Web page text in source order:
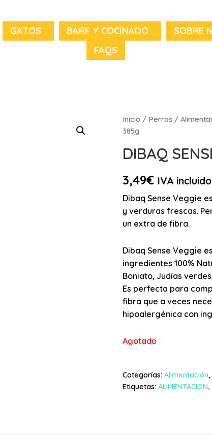
GATOS BARF Y COCINADO
SOBRE
FAQS
Inicio / Perros /
385g
DIBAQ
3,49€ IVA incluido
Dibaq Sense Veggie
y verduras frescas.
un extra de fibra.
Dibaq Sense Veggie
ingredientes 100%
Boniato, Judías
Es perfecta para
fibra que a veces
hipoalergénica con
Agotado
Categorías: Alimentación,
Etiquetas: ALIMENTACION,